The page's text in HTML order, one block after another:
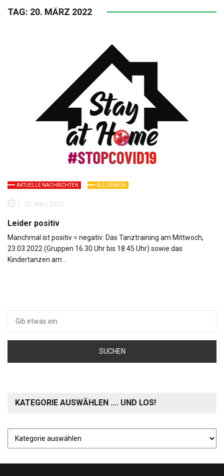
TAG: 20. MÄRZ 2022
AKTUELLE NACHRICHTEN ALLGEMEIN
20. März 2022
Leider positiv
Manchmal ist positiv = negativ: Das Tanztraining am Mittwoch,
23.03.2022 (Gruppen 16.30 Uhr bis 18.45 Uhr) sowie das
Kindertanzen am…
nach:
KATEGORIE AUSWÄHLEN …. UND LOS!
auswählen
und